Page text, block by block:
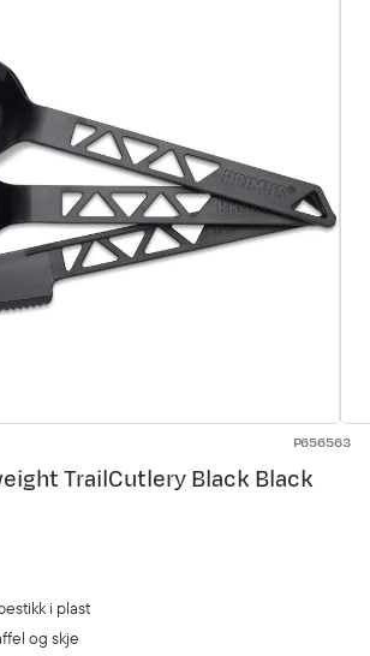
P656563
TrailCutlery Black Black
i plast
og skje